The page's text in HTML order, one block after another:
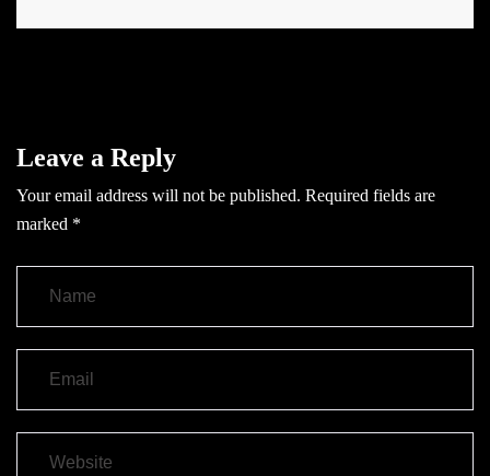
Leave a Reply
Your email address will not be published. Required fields are
marked *